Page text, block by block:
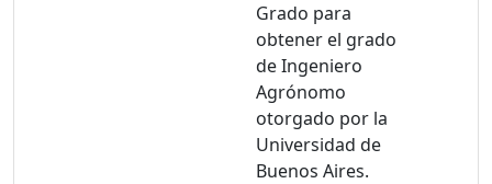
Grado para
obtener el grado
de Ingeniero
Agrónomo
otorgado por la
Universidad de
Buenos Aires.